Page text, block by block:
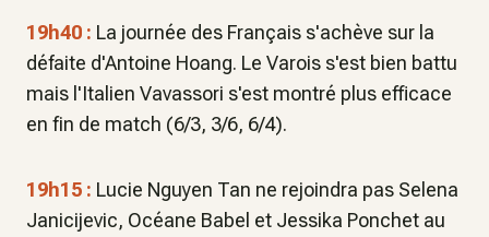
19h40 : La journée des Français s'achève sur la
défaite d'Antoine Hoang. Le Varois s'est bien battu
mais l'Italien Vavassori s'est montré plus efficace
en fin de match (6/3, 3/6, 6/4).
19h15 : Lucie Nguyen Tan ne rejoindra pas Selena
Janicijevic, Océane Babel et Jessika Ponchet au